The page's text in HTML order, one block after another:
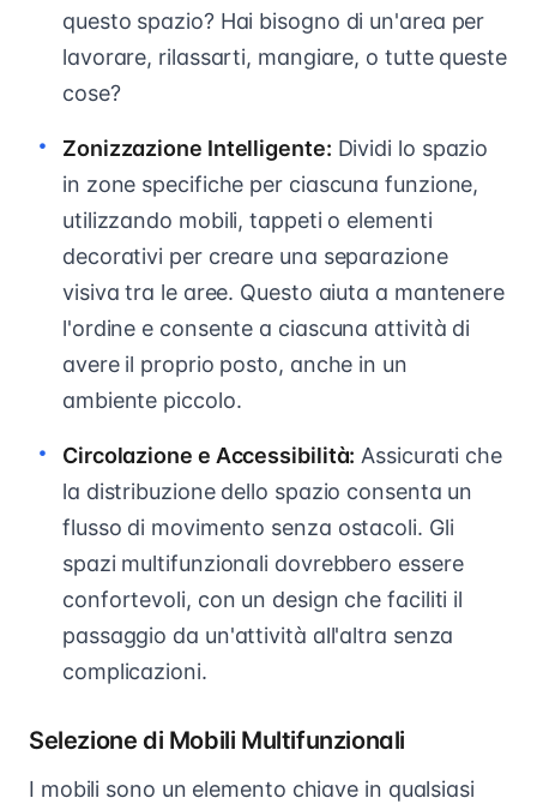
questo spazio? Hai bisogno di un'area per
lavorare, rilassarti, mangiare, o tutte queste
cose?
Zonizzazione Intelligente: Dividi lo spazio
in zone specifiche per ciascuna funzione,
utilizzando mobili, tappeti o elementi
decorativi per creare una separazione
visiva tra le aree. Questo aiuta a mantenere
l'ordine e consente a ciascuna attività di
avere il proprio posto, anche in un
ambiente piccolo.
Circolazione e Accessibilità: Assicurati che
la distribuzione dello spazio consenta un
flusso di movimento senza ostacoli. Gli
spazi multifunzionali dovrebbero essere
confortevoli, con un design che faciliti il
passaggio da un'attività all'altra senza
complicazioni.
Selezione di Mobili Multifunzionali
I mobili sono un elemento chiave in qualsiasi